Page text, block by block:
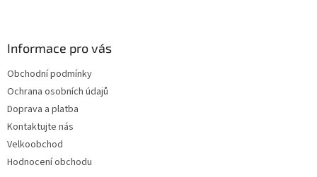
Informace pro vás
Obchodní podmínky
Ochrana osobních údajů
Doprava a platba
Kontaktujte nás
Velkoobchod
Hodnocení obchodu